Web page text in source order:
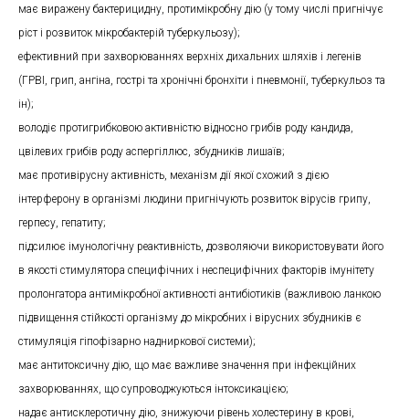
має виражену бактерицидну, протимікробну дію (у тому числі пригнічує
ріст і розвиток мікробактерій туберкульозу);
ефективний при захворюваннях верхніх дихальних шляхів і легенів
(ГРВІ, грип, ангіна, гострі та хронічні бронхіти і пневмонії, туберкульоз та
ін);
володіє протигрибковою активністю відносно грибів роду кандида,
цвілевих грибів роду аспергіллюс, збудників лишаїв;
має противірусну активність, механізм дії якої схожий з дією
інтерферону в організмі людини пригнічують розвиток вірусів грипу,
герпесу, гепатиту;
підсилює імунологічну реактивність, дозволяючи використовувати його
в якості стимулятора специфічних і неспецифічних факторів імунітету
пролонгатора антимікробної активності антибіотиків (важливою ланкою
підвищення стійкості організму до мікробних і вірусних збудників є
стимуляція гіпофізарно надниркової системи);
має антитоксичну дію, що має важливе значення при інфекційних
захворюваннях, що супроводжуються інтоксикацією;
надає антисклеротичну дію, знижуючи рівень холестерину в крові,